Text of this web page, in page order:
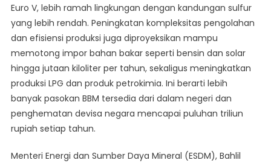
Euro V, lebih ramah lingkungan dengan kandungan sulfur
yang lebih rendah. Peningkatan kompleksitas pengolahan
dan efisiensi produksi juga diproyeksikan mampu
memotong impor bahan bakar seperti bensin dan solar
hingga jutaan kiloliter per tahun, sekaligus meningkatkan
produksi LPG dan produk petrokimia. Ini berarti lebih
banyak pasokan BBM tersedia dari dalam negeri dan
penghematan devisa negara mencapai puluhan triliun
rupiah setiap tahun.
Menteri Energi dan Sumber Daya Mineral (ESDM), Bahlil